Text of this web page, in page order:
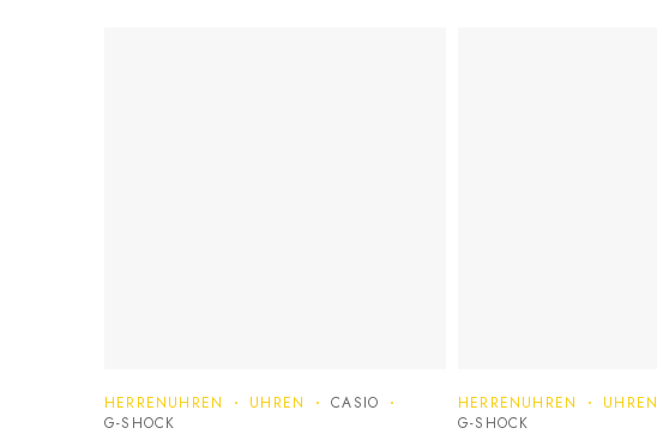
HERRENUHREN UHREN
CASIO
G-SHOCK
HERRENUHREN UHREN
G-SHOCK